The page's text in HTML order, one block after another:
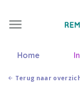
Home
Terug naar